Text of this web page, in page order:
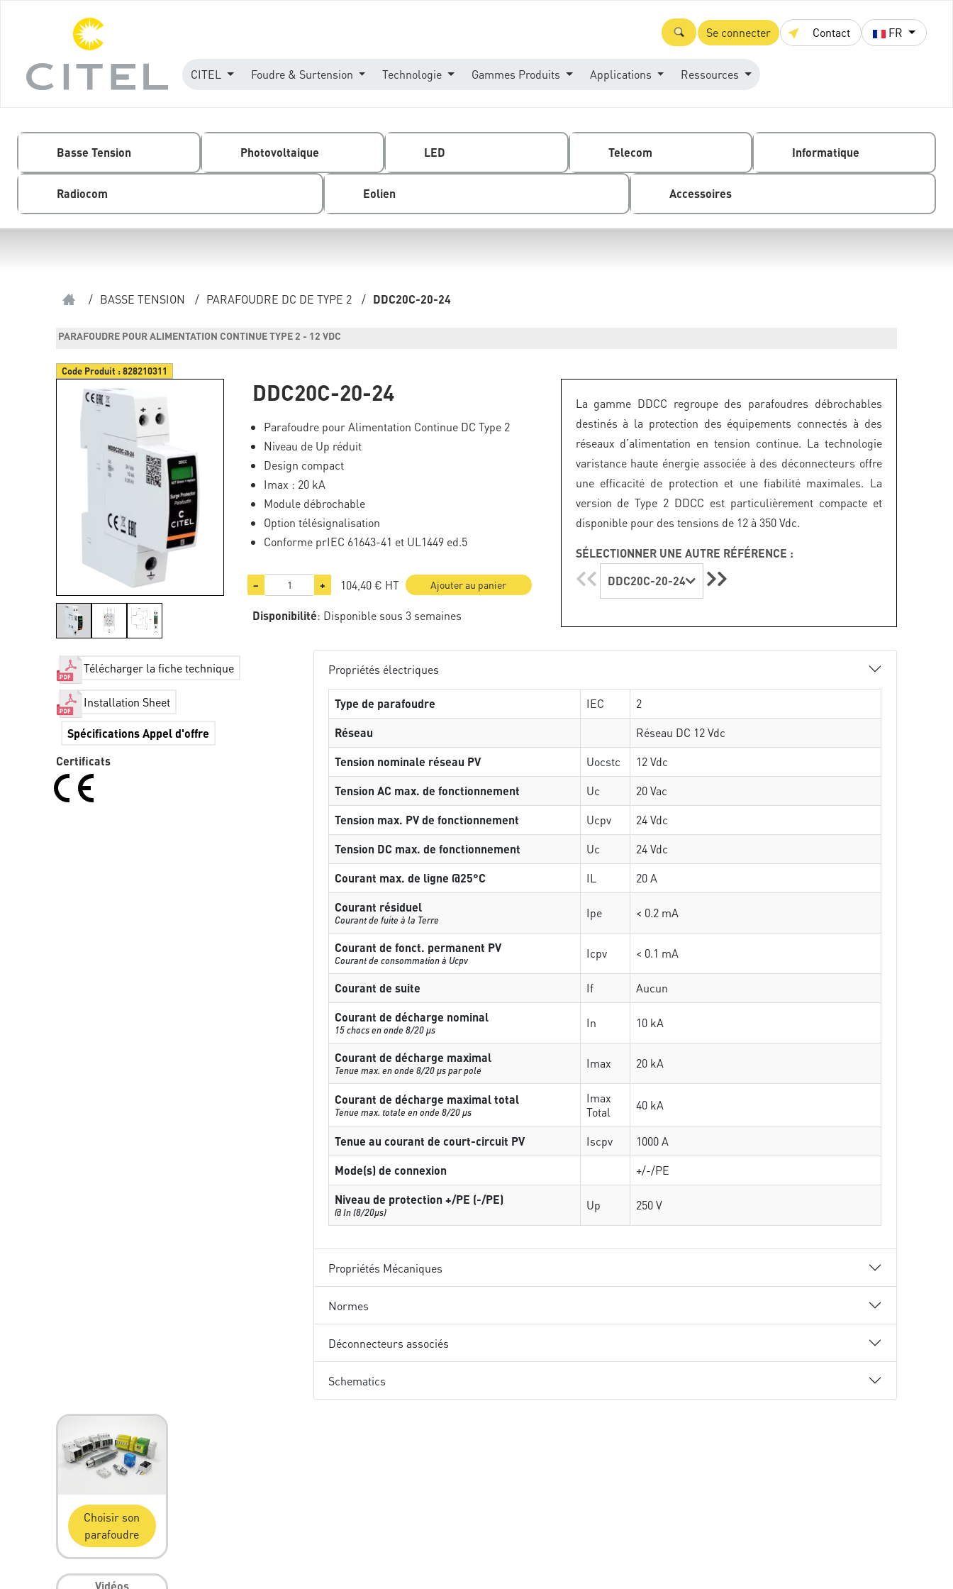
Se connecter Contact FR
CITEL Foudre & Surtension Technologie Gammes Produits Applications Ressources
Basse Tension Photovoltaique LED Telecom Informatique
Radiocom Eolien Accessoires
/ BASSE TENSION / PARAFOUDRE DC DE TYPE 2 / DDC20C-20-24
PARAFOUDRE POUR ALIMENTATION CONTINUE TYPE 2 - 12 VDC
Code Produit :828210311
DDC20C-20-24
Parafoudre pour Alimentation Continue DC Type 2
Niveau de Up réduit
Design compact
Imax : 20 kA
Module débrochable
Option télésignalisation
Conforme prIEC 61643-41 et UL1449 ed.5
− + 104,40 € HT Ajouter au panier
Disponibilité: Disponible sous 3 semaines
La gamme DDCC regroupe des parafoudres débrochables
destinés à la protection des équipements connectés à des
réseaux d’alimentation en tension continue. La technologie
varistance haute énergie associée à des déconnecteurs offre
une efficacité de protection et une fiabilité maximales. La
version de Type 2 DDCC est particulièrement compacte et
disponible pour des tensions de 12 à 350 Vdc.
SÉLECTIONNER UNE AUTRE RÉFÉRENCE :
DDC20C-20-24
Télécharger la fiche technique
Installation Sheet
Spécifications Appel d'offre
Certificats
Propriétés électriques
Type de parafoudre IEC
2
Réseau
Réseau DC 12 Vdc
Tension nominale réseau PV
Uocstc
12 Vdc
Tension AC max. de fonctionnement
Uc
20 Vac
Tension max. PV de fonctionnement
Ucpv
24 Vdc
Tension DC max. de fonctionnement
Uc
24 Vdc
Courant max. de ligne @25°C
IL
20 A
Courant résiduel
Courant de fuite à la Terre Ipe < 0.2 mA
Courant de fonct. permanent PV
Courant de consommation à Ucpv Icpv < 0.1 mA
Courant de suite If
Aucun
Courant de décharge nominal
15 chocs en onde 8/20 µs In 10 kA
Courant de décharge maximal
Tenue max. en onde 8/20 µs par pole Imax 20 kA
Courant de décharge maximal total
Tenue max. totale en onde 8/20 µs
Imax
Total
40 kA
Tenue au courant de court-circuit PV Iscpv
1000 A
Mode(s) de connexion
+/-/PE
Niveau de protection +/PE (-/PE)
@ In (8/20µs) Up 250 V
Propriétés Mécaniques
Normes
Déconnecteurs associés
Schematics
Choisir son
parafoudre
Vidéos